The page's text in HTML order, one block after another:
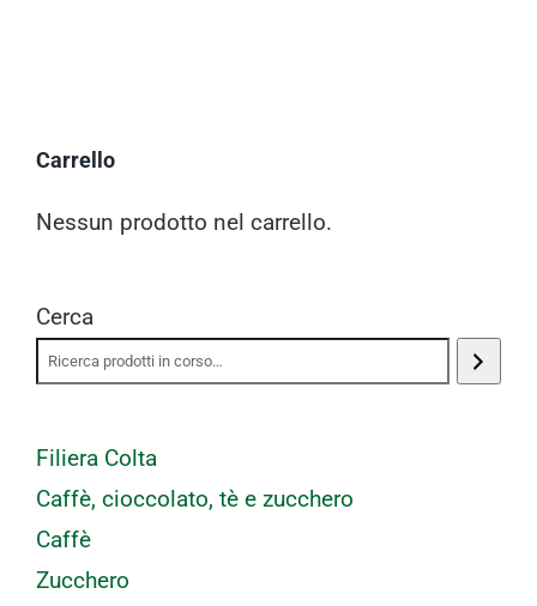
Carrello
Nessun prodotto nel carrello.
Cerca
Filiera Colta
Caffè, cioccolato, tè e zucchero
Caffè
Zucchero